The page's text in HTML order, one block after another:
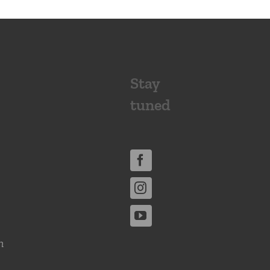
Stay
tuned